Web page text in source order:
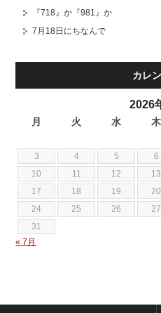
『718』か『981』か
7月18日にちなんで
カレ
2026
月 火 水 木
3
4 5 6
10
11 12 13
17
18 19 20
24
25 26 27
31
« 7月